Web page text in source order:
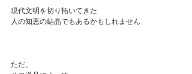
現代文明を切り拓いてきた
人の知恵の結晶でもあるかもしれません
ただ、